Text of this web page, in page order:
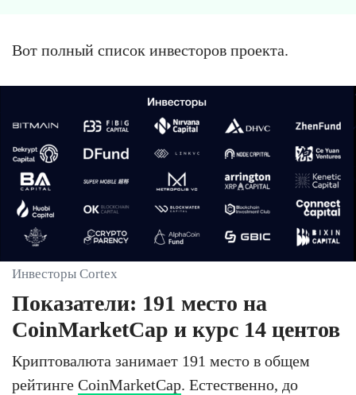
Вот полный список инвесторов проекта.
Инвесторы Cortex
Показатели: 191 место на
CoinMarketCap и курс 14 центов
Криптовалюта занимает 191 место в общем
рейтинге CoinMarketCap. Естественно, до